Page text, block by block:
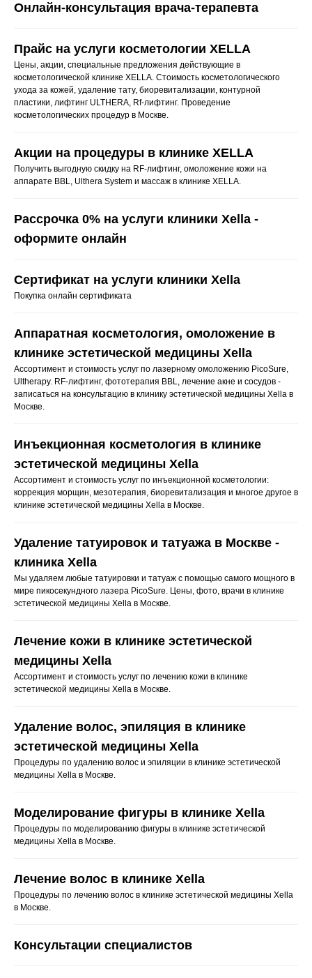
Онлайн-консультация врача-терапевта
Прайс на услуги косметологии XELLA
Цены, акции, специальные предложения действующие в
косметологической клинике XELLA. Стоимость косметологического
ухода за кожей, удаление тату, биоревитализации, контурной
пластики, лифтинг ULTHERA, Rf-лифтинг. Проведение
косметологических процедур в Москве.
Акции на процедуры в клинике XELLA
Получить выгодную скидку на RF-лифтинг, омоложение кожи на
аппарате BBL, Ulthera System и массаж в клинике XELLA.
Рассрочка 0% на услуги клиники Xella -
оформите онлайн
Сертификат на услуги клиники Xella
Покупка онлайн сертификата
Аппаратная косметология, омоложение в
клинике эстетической медицины Xella
Ассортимент и стоимость услуг по лазерному омоложению PicoSure,
Ultherapy. RF-лифтинг, фототерапия BBL, лечение акне и сосудов -
записаться на консультацию в клинику эстетической медицины Xella в
Москве.
Инъекционная косметология в клинике
эстетической медицины Xella
Ассортимент и стоимость услуг по инъекционной косметологии:
коррекция морщин, мезотерапия, биоревитализация и многое другое в
клинике эстетической медицины Xella в Москве.
Удаление татуировок и татуажа в Москве -
клиника Xella
Мы удаляем любые татуировки и татуаж с помощью самого мощного в
мире пикосекундного лазера PicoSure. Цены, фото, врачи в клинике
эстетической медицины Xella в Москве.
Лечение кожи в клинике эстетической
медицины Xella
Ассортимент и стоимость услуг по лечению кожи в клинике
эстетической медицины Xella в Москве.
Удаление волос, эпиляция в клинике
эстетической медицины Xella
Процедуры по удалению волос и эпиляции в клинике эстетической
медицины Xella в Москве.
Моделирование фигуры в клинике Xella
Процедуры по моделированию фигуры в клинике эстетической
медицины Xella в Москве.
Лечение волос в клинике Xella
Процедуры по лечению волос в клинике эстетической медицины Xella
в Москве.
Консультации специалистов